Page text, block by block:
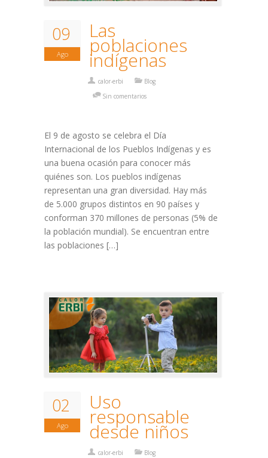
09
Ago
Las
poblaciones
indígenas
calor-erbi
Blog
Sin comentarios
El 9 de agosto se celebra el Día
Internacional de los Pueblos Indígenas y es
una buena ocasión para conocer más
quiénes son. Los pueblos indígenas
representan una gran diversidad. Hay más
de 5.000 grupos distintos en 90 países y
conforman 370 millones de personas (5% de
la población mundial). Se encuentran entre
las poblaciones […]
02
Ago
Uso
responsable
desde niños
calor-erbi
Blog